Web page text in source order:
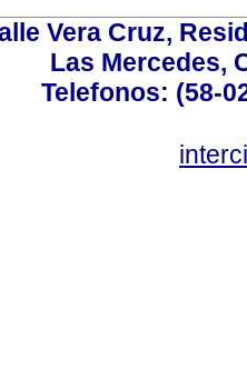
Vera Cruz,
Las Mercedes,
Telefonos: (58-